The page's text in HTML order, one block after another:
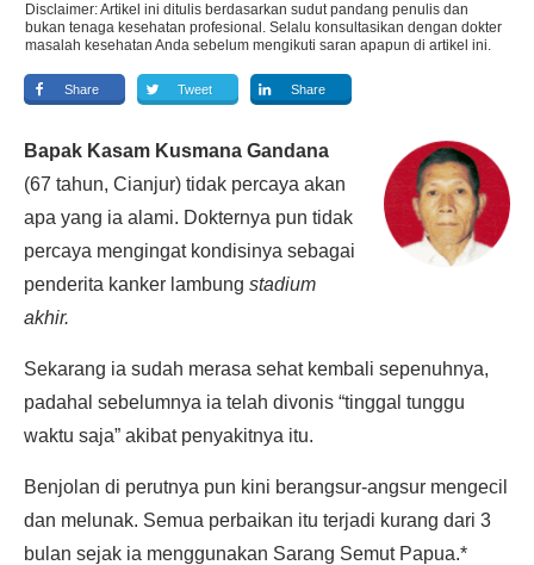
Disclaimer: Artikel ini ditulis berdasarkan sudut pandang penulis dan
bukan tenaga kesehatan profesional. Selalu konsultasikan dengan dokter
masalah kesehatan Anda sebelum mengikuti saran apapun di artikel ini.
Share Tweet Share
Bapak Kasam Kusmana Gandana
(67 tahun, Cianjur) tidak percaya akan
apa yang ia alami. Dokternya pun tidak
percaya mengingat kondisinya sebagai
penderita kanker lambung stadium
akhir.
Sekarang ia sudah merasa sehat kembali sepenuhnya,
padahal sebelumnya ia telah divonis “tinggal tunggu
waktu saja” akibat penyakitnya itu.
Benjolan di perutnya pun kini berangsur-angsur mengecil
dan melunak. Semua perbaikan itu terjadi kurang dari 3
bulan sejak ia menggunakan Sarang Semut Papua.*